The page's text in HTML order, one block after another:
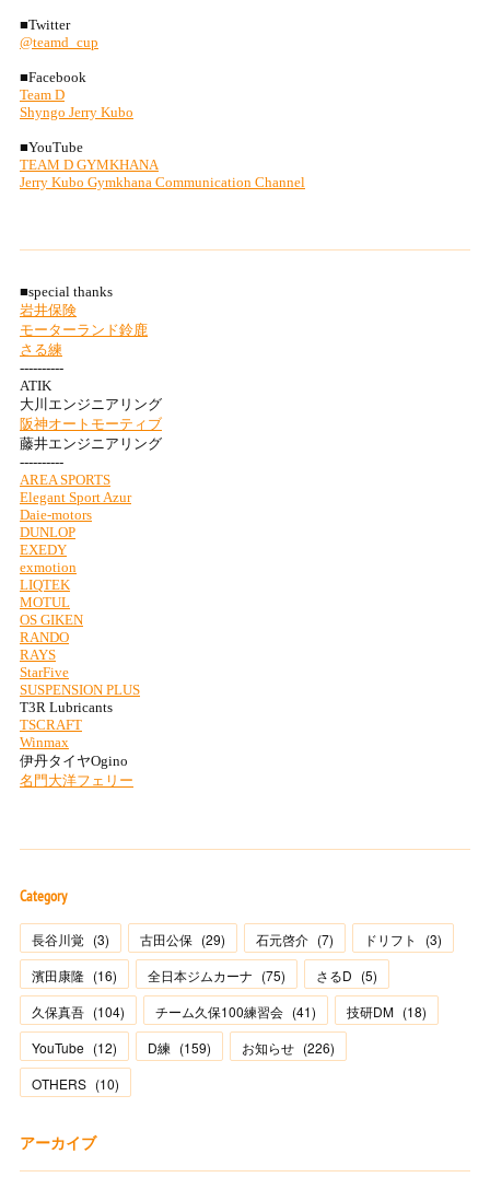
Category
長谷川覚 (3) 古田公保 (29) 石元啓介 (7) ドリフト (3)
濱田康隆 (16) 全日本ジムカーナ (75) さるD (5)
久保真吾 (104) チーム久保100練習会 (41) 技研DM (18)
YouTube (12) D練 (159) お知らせ (226)
OTHERS (10)
アーカイブ